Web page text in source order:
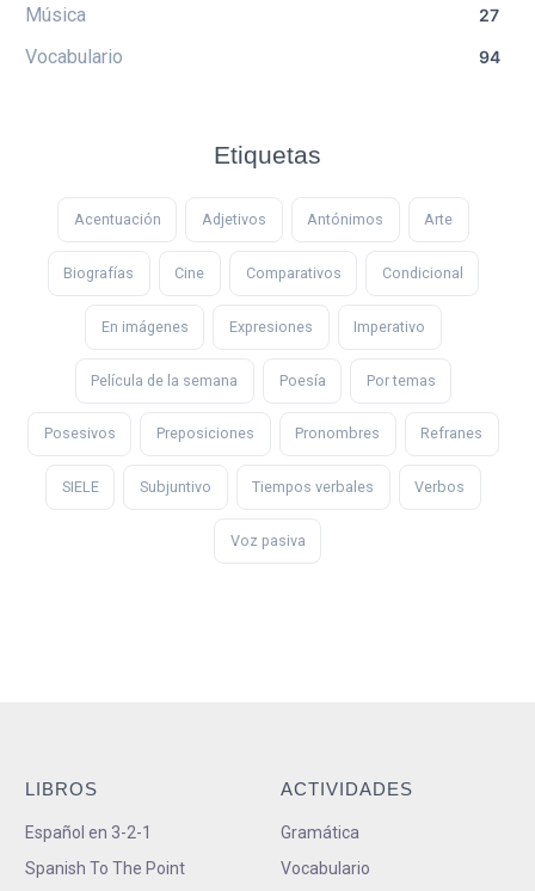
Música 27
Vocabulario 94
Etiquetas
Acentuación Adjetivos Antónimos Arte
Biografías Cine Comparativos Condicional
En imágenes Expresiones Imperativo
Película de la semana Poesía Por temas
Posesivos Preposiciones Pronombres Refranes
SIELE Subjuntivo Tiempos verbales Verbos
Voz pasiva
LIBROS
Español en 3-2-1
Spanish To The Point
ACTIVIDADES
Gramática
Vocabulario